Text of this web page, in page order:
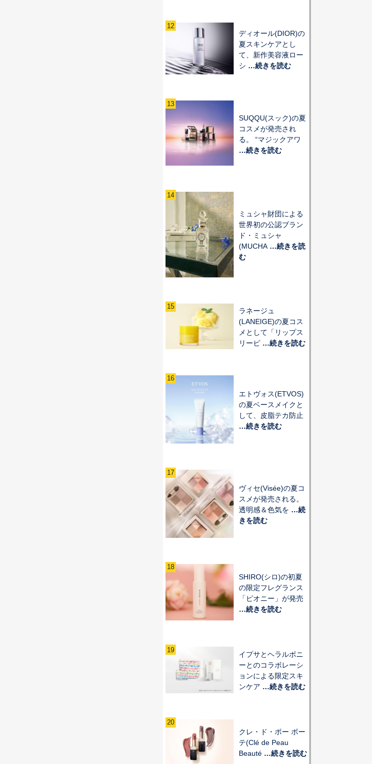
12
ディオール(DIOR)の
夏スキンケアとし
て、新作美容液ロー
シ …続きを読む
13
SUQQU(スック)の夏
コスメが発売され
る。 “マジックアワ
…続きを読む
14
ミュシャ財団による
世界初の公認ブラン
ド・ミュシャ
(MUCHA…続きを読
む
15
ラネージュ
(LANEIGE)の夏コス
メとして「リップス
リーピ…続きを読む
16
エトヴォス(ETVOS)
の夏ベースメイクと
して、皮脂テカ防止
…続きを読む
17
ヴィセ(Visée)の夏コ
スメが発売される。
透明感＆色気を …続
きを読む
18
SHIRO(シロ)の初夏
の限定フレグランス
「ピオニー」が発売
…続きを読む
19
イプサとヘラルボニ
ーとのコラボレーシ
ョンによる限定スキ
ンケア …続きを読む
20
クレ・ド・ポー ボー
テ(Clé de Peau
Beauté…続きを読む